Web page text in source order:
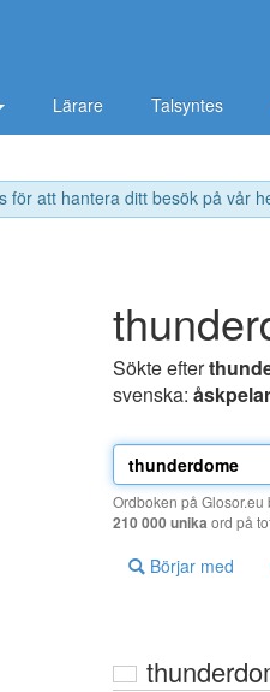
för att hantera ditt besök på vår
Lärare Talsyntes
Sökte efter
svenska:
Ordboken på
210 000 unika ord på
Börjar med